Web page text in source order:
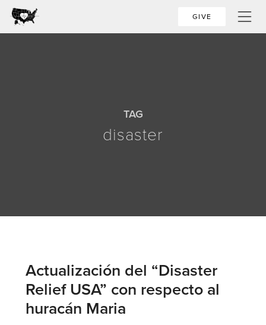
GIVE
TAG
disaster
Actualización del “Disaster
Relief USA” con respecto al
huracán Maria